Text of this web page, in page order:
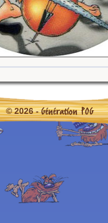
© 2026 -Génération POG